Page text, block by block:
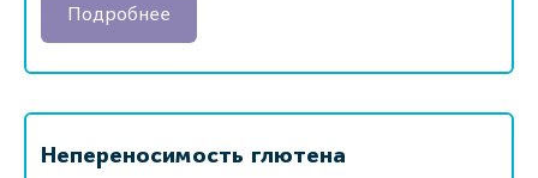
Подробнее
Непереносимость глютена